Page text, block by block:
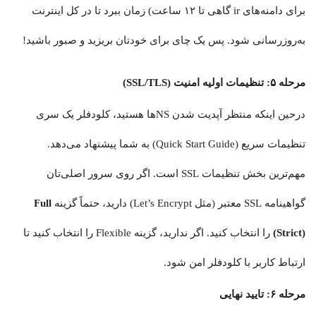
برای دامنه‌های ir گاهی تا ۱۲ ساعت) زمان ببرد تا در کل اینترنت
به‌روزرسانی شود. پس یک چای برای خودتان بریزید و صبور باشید!
مرحله ۵: تنظیمات اولیه امنیت (SSL/TLS)
درحین اینکه منتظر آپدیت شدن NSها هستید، کلودفلر یک سری
تنظیمات سریع (Quick Start Guide) به شما پیشنهاد می‌دهد.
مهم‌ترین بخش تنظیمات SSL است. اگر روی سرور اصلی‌تان
گواهینامه SSL معتبر (مثل Let’s Encrypt) دارید، حتماً گزینه Full
(Strict) را انتخاب کنید. اگر ندارید، گزینه Flexible را انتخاب کنید تا
ارتباط کاربر با کلودفلر امن شود.
مرحله ۶: تایید نهایی